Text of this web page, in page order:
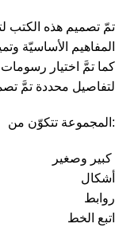
تمّ تصميم هذه الكتب
المفاهيم الأساسيّة
كما تمَّ اختيار رسومات
لتفاصيل محددة تمَّ
:المجموعة تتكوّن من
كبير وصغير
أشكال
روابط
اتبع الخط